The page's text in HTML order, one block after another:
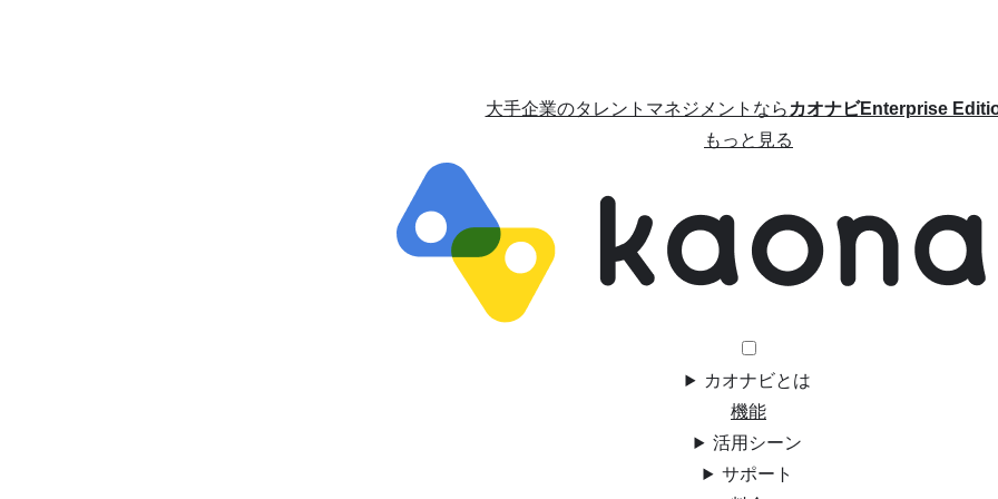
大手企業のタレントマネジメントならカオナビEnterprise
もっと見る
カオナビとは
機能
活用シーン
サポート